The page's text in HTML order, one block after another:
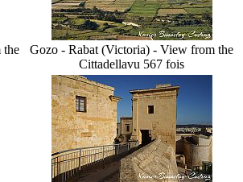
the
Gozo - Rabat (Victoria) - View from the
Cittadellavu 567 fois